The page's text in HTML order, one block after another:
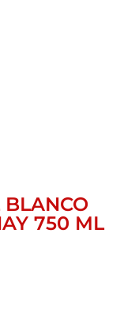
750 ML